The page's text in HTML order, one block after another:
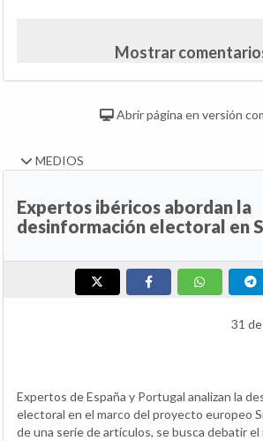
Mostrar
Abrir página en versión
MEDIOS
Expertos ibéricos abordan la
desinformación electoral en
31
Expertos de España y Portugal analizan la
electoral en el marco del proyecto europeo
de una serie de artículos, se busca debatir el